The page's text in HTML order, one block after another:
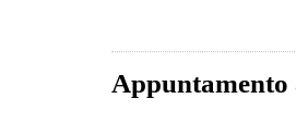
Appuntamento